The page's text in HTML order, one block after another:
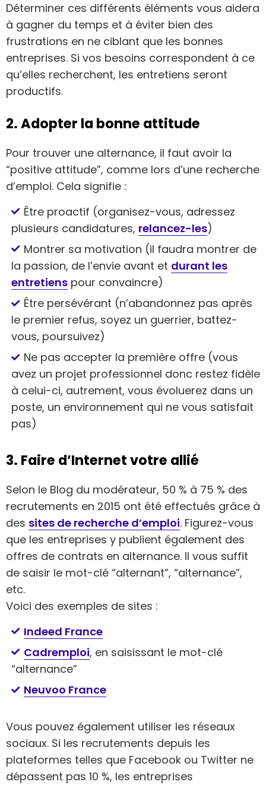
Déterminer ces différents éléments vous aidera
à gagner du temps et à éviter bien des
frustrations en ne ciblant que les bonnes
entreprises. Si vos besoins correspondent à ce
qu’elles recherchent, les entretiens seront
productifs.
2. Adopter la bonne attitude
Pour trouver une alternance, il faut avoir la
“positive attitude”, comme lors d’une recherche
d’emploi. Cela signifie :
Être proactif (organisez-vous, adressez
plusieurs candidatures, relancez-les)
Montrer sa motivation (il faudra montrer de
la passion, de l’envie avant et durant les
entretiens pour convaincre)
Être persévérant (n’abandonnez pas après
le premier refus, soyez un guerrier, battez-
vous, poursuivez)
Ne pas accepter la première offre (vous
avez un projet professionnel donc restez fidèle
à celui-ci, autrement, vous évoluerez dans un
poste, un environnement qui ne vous satisfait
pas)
3. Faire d’Internet votre allié
Selon le Blog du modérateur, 50 % à 75 % des
recrutements en 2015 ont été effectués grâce à
des sites de recherche d’emploi. Figurez-vous
que les entreprises y publient également des
offres de contrats en alternance. Il vous suffit
de saisir le mot-clé “alternant”, “alternance”,
etc.
Voici des exemples de sites :
Indeed France
Cadremploi, en saisissant le mot-clé
“alternance”
Neuvoo France
Vous pouvez également utiliser les réseaux
sociaux. Si les recrutements depuis les
plateformes telles que Facebook ou Twitter ne
dépassent pas 10 %, les entreprises